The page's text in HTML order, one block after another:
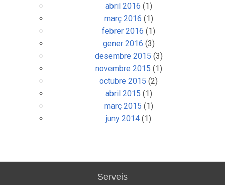
abril 2016 (1)
març 2016 (1)
febrer 2016 (1)
gener 2016 (3)
desembre 2015 (3)
novembre 2015 (1)
octubre 2015 (2)
abril 2015 (1)
març 2015 (1)
juny 2014 (1)
Serveis